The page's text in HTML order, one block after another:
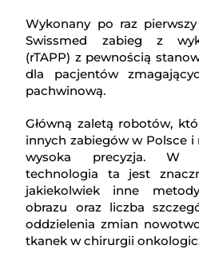
Wykonany po raz
Swissmed zabieg z
(rTAPP) z pewnością
dla pacjentów
pachwinową.
Główną zaletą robotów,
innych zabiegów w Polsce i
wysoka precyzja. W
technologia ta jest
jakiekolwiek inne
obrazu oraz liczba
oddzielenia zmian
tkanek w chirurgii